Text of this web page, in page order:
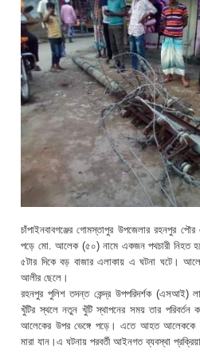
চাঁপাইনবাবগঞ্জের গোমস্তাপুর উপজেলার রহনপুর পৌর
পড়ে মো. আলেক (৫০) নামে একজন পথচারী নিহত
৫টার দিকে বড় বাজার এলাকায় এ ঘটনা ঘটে।
আলীর ছেলে।
রহনপুর পুলিশ তদন্ত কেন্দ্র উপপরিদর্শক (এসআই)
খুঁটির স্থলে নতুন খুঁটি স্থাপনের সময় তার পরিবর্তন
আলেকের উপর ভেঙ্গে পড়ে। এতে আহত আলেককে
মারা যান।এ ঘটনায় পরবর্তী আইনগত ব্যবস্থা